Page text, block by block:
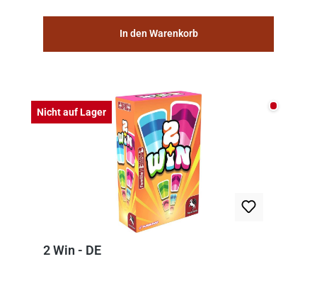
In den Warenkorb
Nicht auf Lager Nicht
2 Win - DE